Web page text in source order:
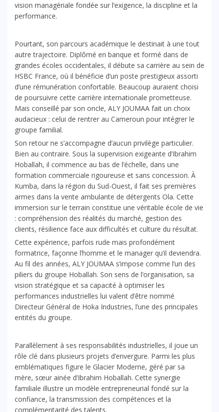
vision managériale fondée sur l’exigence, la discipline et la
performance.
Pourtant, son parcours académique le destinait à une tout
autre trajectoire. Diplômé en banque et formé dans de
grandes écoles occidentales, il débute sa carrière au sein de
HSBC France, où il bénéficie d’un poste prestigieux assorti
d’une rémunération confortable. Beaucoup auraient choisi
de poursuivre cette carrière internationale prometteuse.
Mais conseillé par son oncle, ALY JOUMAA fait un choix
audacieux : celui de rentrer au Cameroun pour intégrer le
groupe familial.
Son retour ne s’accompagne d’aucun privilège particulier.
Bien au contraire. Sous la supervision exigeante d’Ibrahim
Hoballah, il commence au bas de l’échelle, dans une
formation commerciale rigoureuse et sans concession. À
Kumba, dans la région du Sud-Ouest, il fait ses premières
armes dans la vente ambulante de détergents Ola. Cette
immersion sur le terrain constitue une véritable école de vie
: compréhension des réalités du marché, gestion des
clients, résilience face aux difficultés et culture du résultat.
Cette expérience, parfois rude mais profondément
formatrice, façonne l’homme et le manager qu’il deviendra.
Au fil des années, ALY JOUMAA s’impose comme l’un des
piliers du groupe Hoballah. Son sens de l’organisation, sa
vision stratégique et sa capacité à optimiser les
performances industrielles lui valent d’être nommé
Directeur Général de Hoka Industries, l’une des principales
entités du groupe.
Parallèlement à ses responsabilités industrielles, il joue un
rôle clé dans plusieurs projets d’envergure. Parmi les plus
emblématiques figure le Glacier Moderne, géré par sa
mère, sœur ainée d’Ibrahim Hoballah. Cette synergie
familiale illustre un modèle entrepreneurial fondé sur la
confiance, la transmission des compétences et la
complémentarité des talents.